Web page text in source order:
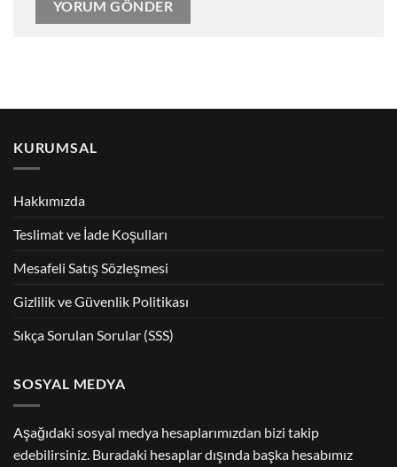
KURUMSAL
Hakkımızda
Teslimat ve İade Koşulları
Mesafeli Satış Sözleşmesi
Gizlilik ve Güvenlik Politikası
Sıkça Sorulan Sorular (SSS)
SOSYAL MEDYA
Aşağıdaki sosyal medya hesaplarımızdan bizi takip
edebilirsiniz. Buradaki hesaplar dışında başka hesabımız